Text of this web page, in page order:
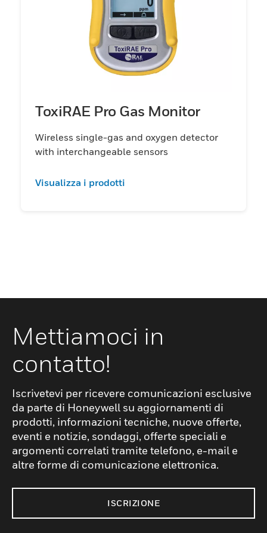
ToxiRAE Pro Gas Monitor
Wireless single-gas and oxygen detector
with interchangeable sensors
Visualizza i prodotti
Mettiamoci in
contatto!
Iscrivetevi per ricevere comunicazioni esclusive
da parte di Honeywell su aggiornamenti di
prodotti, informazioni tecniche, nuove offerte,
eventi e notizie, sondaggi, offerte speciali e
argomenti correlati tramite telefono, e-mail e
altre forme di comunicazione elettronica.
ISCRIZIONE